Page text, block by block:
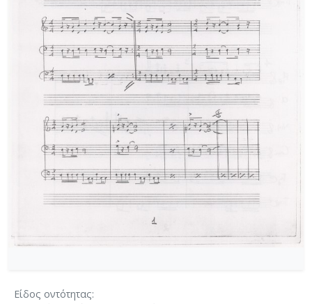
[Φάκελος] GR-As-MTH-003-Sc-004-024-
[Φάκελος] GR-As-MTH-003-Sc-004-025-Το
[Φάκελος] GR-As-MTH-003-Sc-004-026-
[Φάκελος] GR-As-MTH-003-Sc-004-027-Μικρή
[Φάκελος] GR-As-MTH-003-Sc-004-028-
[Φάκελος] GR-As-MTH-003-Sc-004-029-
[Φάκελος] GR-As-MTH-003-Sc-004-030-Πέντε
[Φάκελος] GR-As-MTH-003-Sc-004-031-Έργο
[Φάκελος] GR-As-MTH-003-Sc-005-032-
[Φάκελος] GR-As-MTH-003-Sc-005-033-
[Φάκελος] GR-As-MTH-003-Sc-005-034-
[Φάκελος] GR-As-MTH-003-Sc-005-035-
[Φάκελος] GR-As-MTH-003-Sc-005-037-Duetto
[Φάκελος] GR-As-MTH-003-Sc-005-038-
[Φάκελος] GR-As-MTH-003-Sc-005-041-Η
Είδος οντότητας